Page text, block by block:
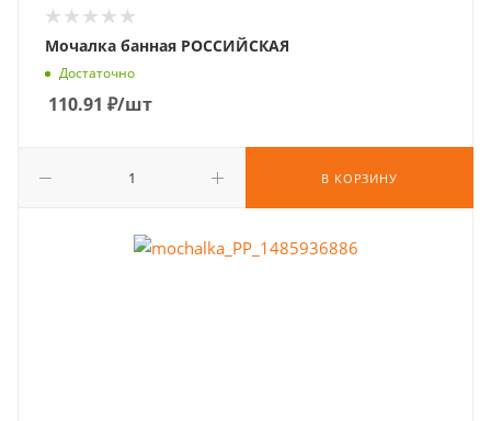
Мочалка банная РОССИЙСКАЯ
Достаточно
110.91 ₽/шт
В КОРЗИНУ